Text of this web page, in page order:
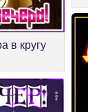
в кругу